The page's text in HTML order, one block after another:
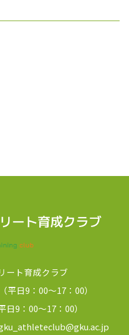
ート育成クラブ
平日9：00～17：00）
日9：00～17：00）